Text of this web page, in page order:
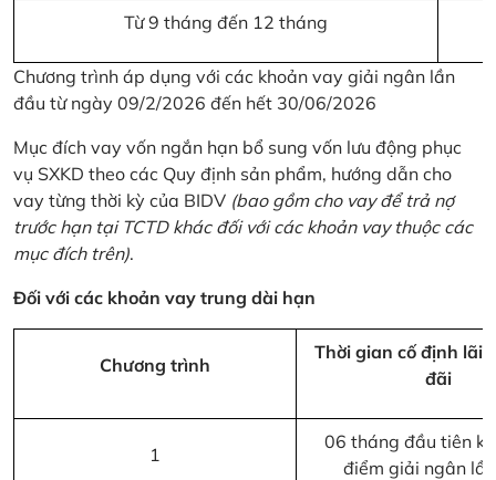
Từ 9 tháng đến 12 tháng
Chương trình áp dụng với các khoản vay giải ngân lần
đầu từ ngày 09/2/2026 đến hết 30/06/2026
Mục đích vay vốn ngắn hạn bổ sung vốn lưu động phục
vụ SXKD theo các Quy định sản phẩm, hướng dẫn cho
vay từng thời kỳ của BIDV (bao gồm cho vay để trả nợ
trước hạn tại TCTD khác đối với các khoản vay thuộc các
mục đích trên).
Đối với các khoản vay trung dài hạn
Chương trình
Thời gian cố định lãi
đãi
1
06 tháng đầu tiên
điểm giải ngân